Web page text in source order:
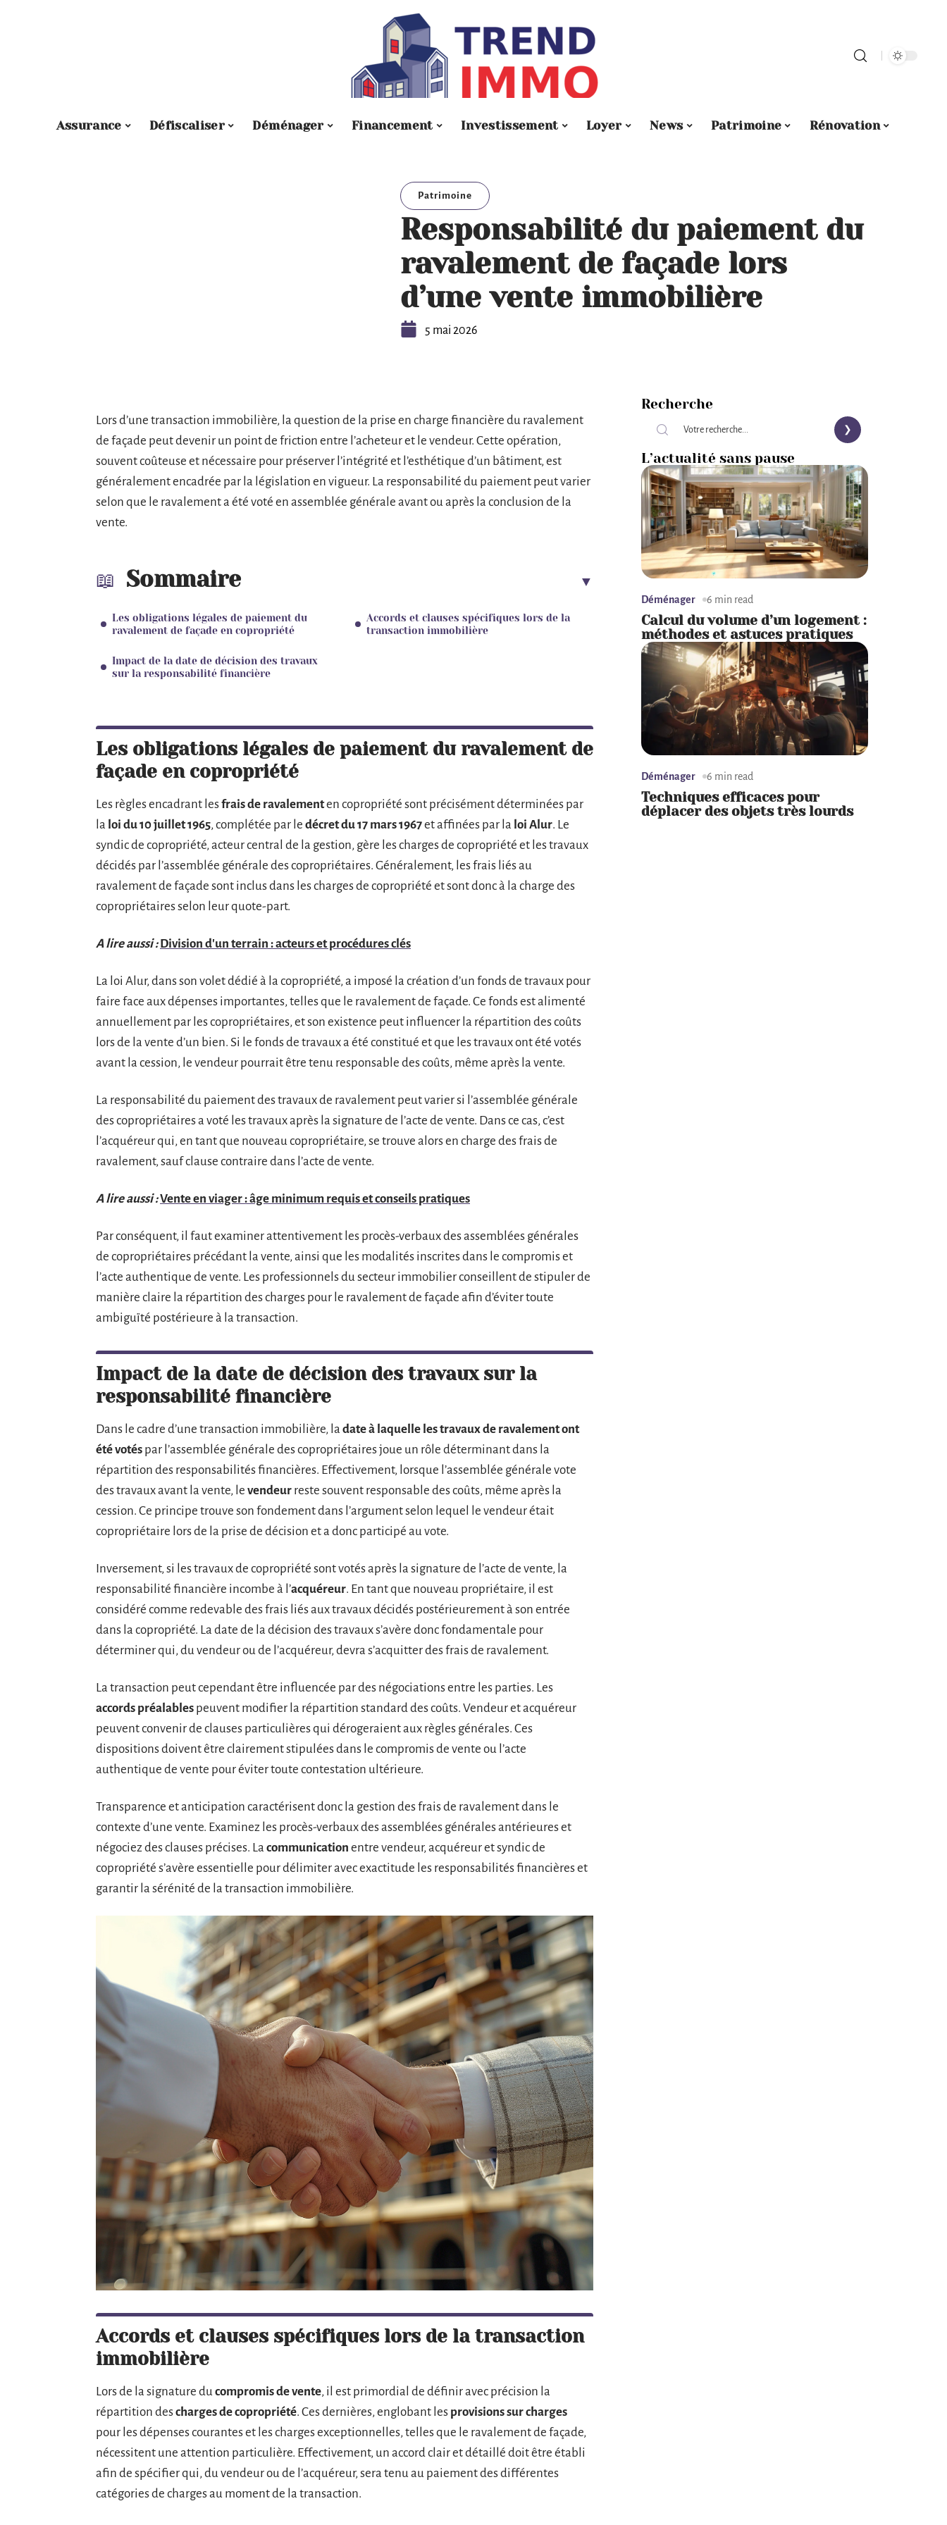
Assurance Défiscaliser Déménager Financement Investissement Loyer News Patrimoine Rénovation
Patrimoine
Responsabilité du paiement du
ravalement de façade lors
d’une vente immobilière
5 mai 2026
Lors d’une transaction immobilière, la question de la prise en charge financière du ravalement
de façade peut devenir un point de friction entre l’acheteur et le vendeur. Cette opération,
souvent coûteuse et nécessaire pour préserver l’intégrité et l’esthétique d’un bâtiment, est
généralement encadrée par la législation en vigueur. La responsabilité du paiement peut varier
selon que le ravalement a été voté en assemblée générale avant ou après la conclusion de la
vente.
Sommaire
Les obligations légales de paiement du
ravalement de façade en copropriété
Impact de la date de décision des travaux
sur la responsabilité financière
Accords et clauses spécifiques lors de la
transaction immobilière
Les obligations légales de paiement du ravalement de
façade en copropriété
Les règles encadrant lesfrais de ravalementen copropriété sont précisément déterminées par
la loi du 10 juillet 1965, complétée par le décret du 17 mars 1967et affinées par la loi Alur. Le
syndic de copropriété, acteur central de la gestion, gère les charges de copropriété et les travaux
décidés par l’assemblée générale des copropriétaires. Généralement, les frais liés au
ravalement de façade sont inclus dans les charges de copropriété et sont donc à la charge des
copropriétaires selon leur quote-part.
A lire aussi : Division d'un terrain : acteurs et procédures clés
La loi Alur, dans son volet dédié à la copropriété, a imposé la création d’un fonds de travaux pour
faire face aux dépenses importantes, telles que le ravalement de façade. Ce fonds est alimenté
annuellement par les copropriétaires, et son existence peut influencer la répartition des coûts
lors de la vente d’un bien. Si le fonds de travaux a été constitué et que les travaux ont été votés
avant la cession, le vendeur pourrait être tenu responsable des coûts, même après la vente.
La responsabilité du paiement des travaux de ravalement peut varier si l’assemblée générale
des copropriétaires a voté les travaux après la signature de l’acte de vente. Dans ce cas, c’est
l’acquéreur qui, en tant que nouveau copropriétaire, se trouve alors en charge des frais de
ravalement, sauf clause contraire dans l’acte de vente.
A lire aussi :Vente en viager : âge minimum requis et conseils pratiques
Par conséquent, il faut examiner attentivement les procès-verbaux des assemblées générales
de copropriétaires précédant la vente, ainsi que les modalités inscrites dans le compromis et
l’acte authentique de vente. Les professionnels du secteur immobilier conseillent de stipuler de
manière claire la répartition des charges pour le ravalement de façade afin d’éviter toute
ambiguïté postérieure à la transaction.
Impact de la date de décision des travaux sur la
responsabilité financière
Dans le cadre d’une transaction immobilière, la date à laquelle les travaux de ravalement ont
été votés par l’assemblée générale des copropriétaires joue un rôle déterminant dans la
répartition des responsabilités financières. Effectivement, lorsque l’assemblée générale vote
des travaux avant la vente, le vendeur reste souvent responsable des coûts, même après la
cession. Ce principe trouve son fondement dans l’argument selon lequel le vendeur était
copropriétaire lors de la prise de décision et a donc participé au vote.
Inversement, si les travaux de copropriété sont votés après la signature de l’acte de vente, la
responsabilité financière incombe à l’acquéreur. En tant que nouveau propriétaire, il est
considéré comme redevable des frais liés aux travaux décidés postérieurement à son entrée
dans la copropriété. La date de la décision des travaux s’avère donc fondamentale pour
déterminer qui, du vendeur ou de l’acquéreur, devra s’acquitter des frais de ravalement.
La transaction peut cependant être influencée par des négociations entre les parties. Les
accords préalables peuvent modifier la répartition standard des coûts. Vendeur et acquéreur
peuvent convenir de clauses particulières qui dérogeraient aux règles générales. Ces
dispositions doivent être clairement stipulées dans le compromis de vente ou l’acte
authentique de vente pour éviter toute contestation ultérieure.
Transparence et anticipation caractérisent donc la gestion des frais de ravalement dans le
contexte d’une vente. Examinez les procès-verbaux des assemblées générales antérieures et
négociez des clauses précises. La communication entre vendeur, acquéreur et syndic de
copropriété s’avère essentielle pour délimiter avec exactitude les responsabilités financières et
garantir la sérénité de la transaction immobilière.
Accords et clauses spécifiques lors de la transaction
immobilière
Lors de la signature du compromis de vente, il est primordial de définir avec précision la
répartition descharges de copropriété. Ces dernières, englobant les provisions sur charges
pour les dépenses courantes et les charges exceptionnelles, telles que le ravalement de façade,
nécessitent une attention particulière. Effectivement, un accord clair et détaillé doit être établi
afin de spécifier qui, du vendeur ou de l’acquéreur, sera tenu au paiement des différentes
catégories de charges au moment de la transaction.
Recherche
L’actualité sans pause
Déménager 6 min read
Calcul du volume d’un logement :
méthodes et astuces pratiques
Déménager 6 min read
Techniques efficaces pour
déplacer des objets très lourds